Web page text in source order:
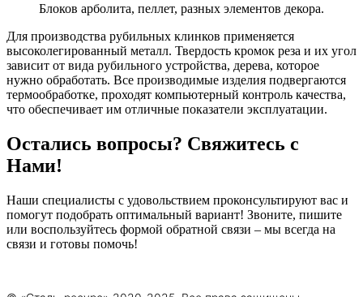
Блоков арболита, пеллет, разных элементов декора.
Для производства рубильных клинков применяется
высоколегированный металл. Твердость кромок реза и их угол
зависит от вида рубильного устройства, дерева, которое
нужно обработать. Все производимые изделия подвергаются
термообработке, проходят компьютерный контроль качества,
что обеспечивает им отличные показатели эксплуатации.
Остались вопросы? Свяжитесь с
Нами!
Наши специалисты с удовольствием проконсультируют вас и
помогут подобрать оптимальный вариант! Звоните, пишите
или воспользуйтесь формой обратной связи – мы всегда на
связи и готовы помочь!